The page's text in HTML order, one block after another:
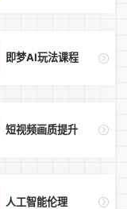
即梦AI玩法课程
短视频画质提升
人工智能伦理